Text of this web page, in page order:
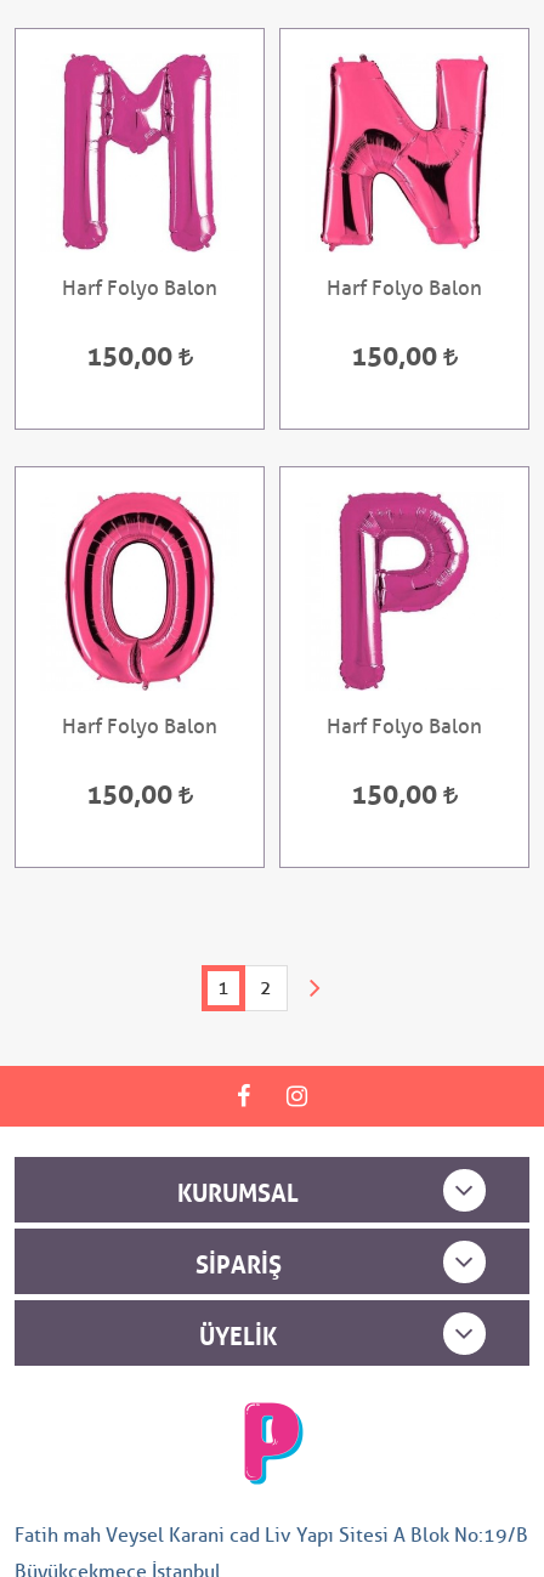
Harf Folyo Balon
150,00
Harf Folyo Balon
150,00
Harf Folyo Balon
150,00
Harf Folyo Balon
150,00
1 2
KURUMSAL
SIPARIŞ
ÜYELIK
Fatih mah Veysel Karani cad Liv Yapı Sitesi A Blok No:19/B
Büyükçekmece İstanbul